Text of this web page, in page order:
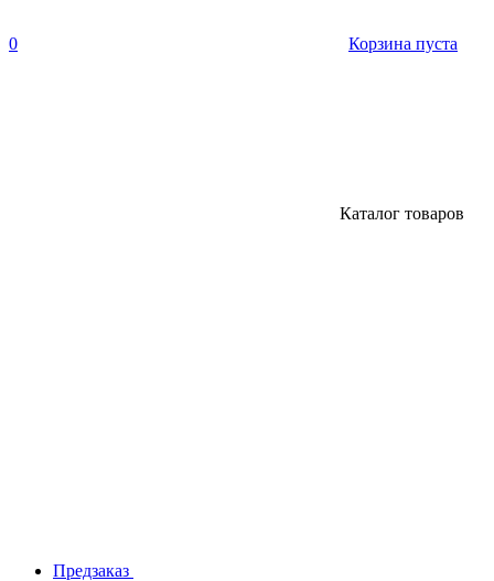
0 Корзина пуста
Каталог товаров
Предзаказ